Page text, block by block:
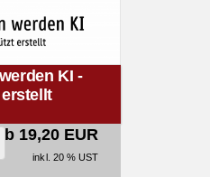
KI -
ab 19,20 EUR
inkl. 20 % UST